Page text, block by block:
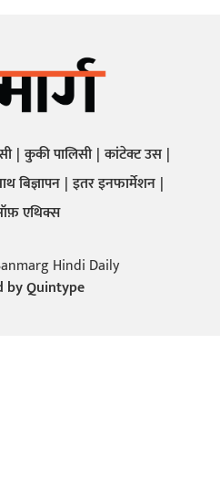
कुकी पालिसी कांटेक्ट उस
बिज्ञापन इतर इनफार्मेशन
एथिक्स
Hindi Daily
byQuintype